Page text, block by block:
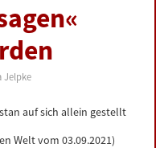
Jelpke
auf sich allein gestellt
Welt vom 03.09.2021)